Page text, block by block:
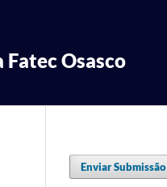
Fatec Osasco
Enviar Submissão